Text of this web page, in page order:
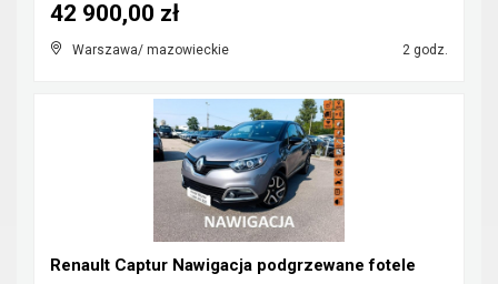
Warszawa/ mazowieckie 2 godz.
42 900,00 zł
Renault Captur Nawigacja podgrzewane fotele